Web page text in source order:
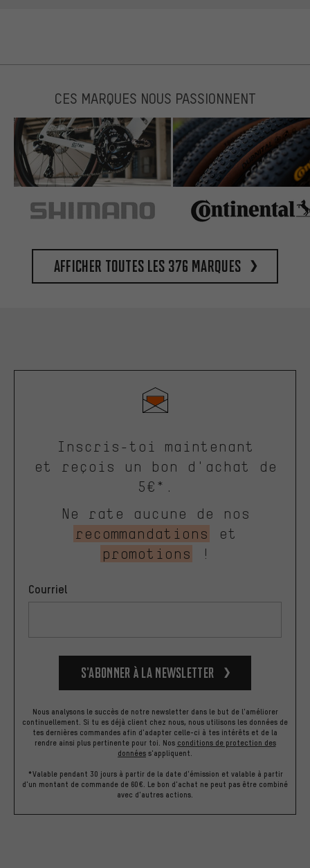
CES MARQUES NOUS PASSIONNENT
Afficher toutes les 376 marques
Inscris-toi maintenant
et reçois un bon d'achat de
5€*.
Ne rate aucune de nos
recommandations
et
promotions
!
Courriel
S’abonner à la newsletter
Nous analysons le succès de notre newsletter dans le but de l'améliorer
continuellement. Si tu es déjà client chez nous, nous utilisons les données de
tes dernières commandes afin d'adapter celle-ci à tes intérêts et de la
rendre ainsi plus pertinente pour toi. Nos conditions de protection des
données s'appliquent.
*Valable pendant 30 jours à partir de la date d'émission et valable à partir
d'un montant de commande de 60€. Le bon d'achat ne peut pas être combiné
avec d'autres actions.